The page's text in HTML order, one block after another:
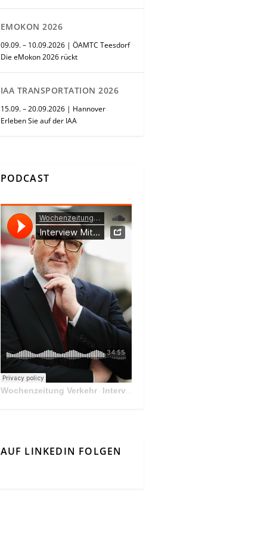
EMOKON 2026
09.09. – 10.09.2026 | ÖAMTC Teesdorf
Die eMokon 2026 rückt
IAA TRANSPORTATION 2026
15.09. – 20.09.2026 | Hannover
Erleben Sie auf der IAA
PODCAST
Wochenzeitung Verkehr· Interview Mit Andreas Matthä, CEO der ÖBB Holding
AUF LINKEDIN FOLGEN